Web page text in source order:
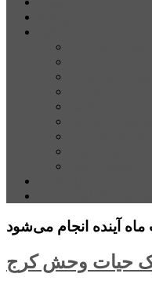
حیات وحش کرج